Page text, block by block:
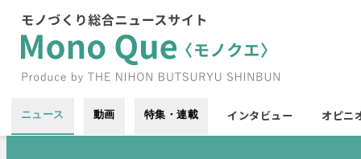
ニュース 動画 特集・連載 インタビュー オピニ